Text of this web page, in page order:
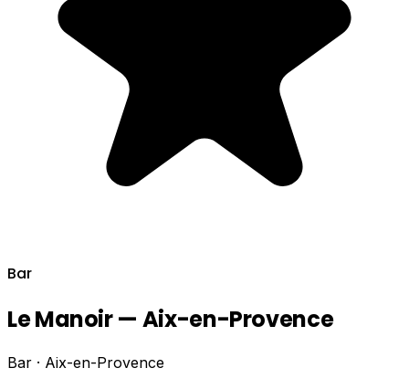
Bar
Le Manoir — Aix-en-Provence
Bar · Aix-en-Provence